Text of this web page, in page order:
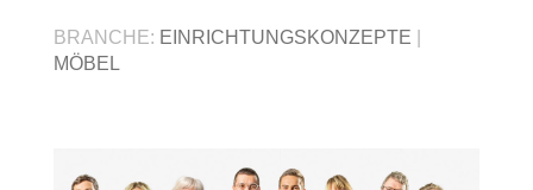
BRANCHE: EINRICHTUNGSKONZEPTE
MÖBEL